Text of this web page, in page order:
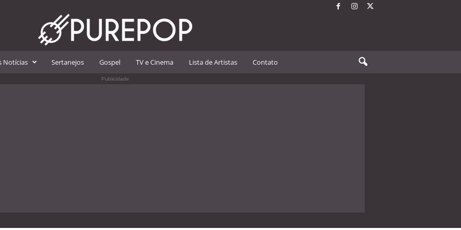
Notícias Sertanejos Gospel TV e Cinema Lista de Artistas Contato
Publicidade